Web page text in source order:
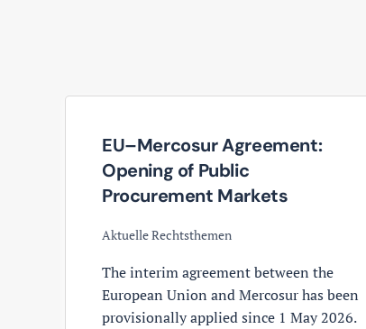
EU–Mercosur Agreement:
Opening of Public
Procurement Markets
Aktuelle Rechtsthemen
The interim agreement between the
European Union and Mercosur has been
provisionally applied since 1 May 2026.